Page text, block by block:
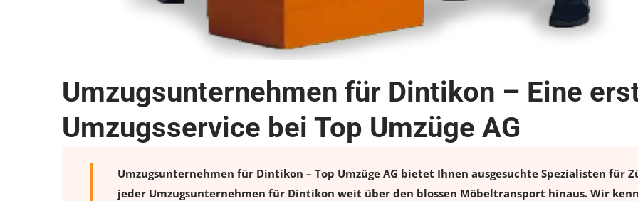
Umzugsunternehmen für Dintikon – Eine
Umzugsservice bei Top Umzüge AG
Umzugsunternehmen für Dintikon – Top Umzüge AG bietet Ihnen ausgesuchte Spezialisten für
jeder Umzugsunternehmen für Dintikon weit über den blossen Möbeltransport hinaus. Wir